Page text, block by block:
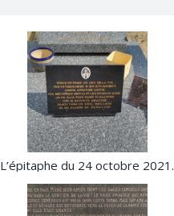
L’épitaphe du 24 octobre 2021.